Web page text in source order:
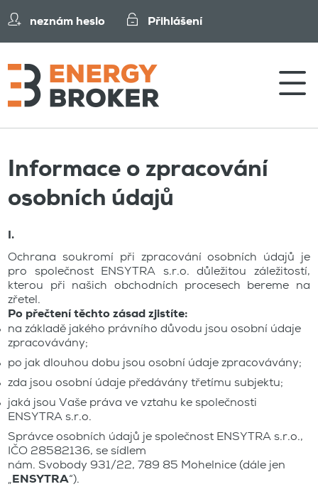
neznám heslo Přihlášení
Informace o zpracování
osobních údajů
I.
Ochrana soukromí při zpracování osobních údajů je
pro společnost ENSYTRA s.r.o. důležitou záležitostí,
kterou při našich obchodních procesech bereme na
zřetel.
Po přečtení těchto zásad zjistíte:
na základě jakého právního důvodu jsou osobní údaje
zpracovávány;
po jak dlouhou dobu jsou osobní údaje zpracovávány;
zda jsou osobní údaje předávány třetímu subjektu;
jaká jsou Vaše práva ve vztahu ke společnosti
ENSYTRA s.r.o.
Správce osobních údajů je společnost ENSYTRA s.r.o.,
IČO 28582136, se sídlem
nám. Svobody 931/22, 789 85 Mohelnice (dále jen
„ENSYTRA“).